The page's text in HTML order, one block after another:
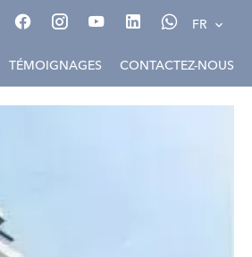
FR
TÉMOIGNAGES CONTACTEZ-NOUS